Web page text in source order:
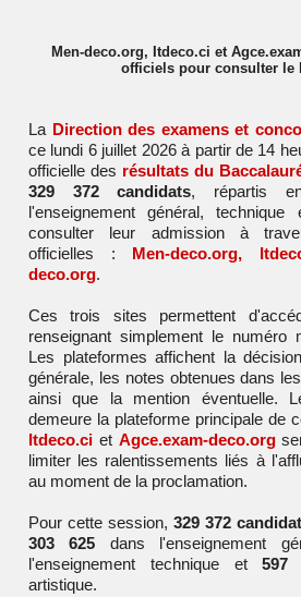
Men-deco.org, Itdeco.ci et
officiels pour consulter le
La Direction des examens et
ce lundi 6 juillet 2026 à partir de 14
officielle des résultats du
329 372 candidats, répartis
l'enseignement général, technique
consulter leur admission à
officielles :
Men-deco.org,
deco.org.
Ces trois sites permettent
renseignant simplement le numéro
Les plateformes affichent la
générale, les notes obtenues dans
ainsi que la mention éventuelle.
demeure la plateforme principale de
Itdeco.ci et Agce.exam-deco.org
limiter les ralentissements liés à
au moment de la proclamation.
Pour cette session, 329 372
303 625 dans l'enseignement
l'enseignement technique et597
artistique.